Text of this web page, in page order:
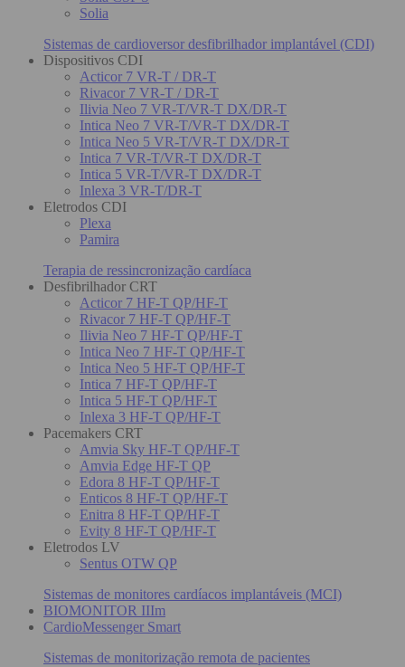
Solia
Sistemas de cardioversor desfibrilhador implantável (CDI)
Dispositivos CDI
Acticor 7 VR-T / DR-T
Rivacor 7 VR-T / DR-T
Ilivia Neo 7 VR-T/VR-T DX/DR-T
Intica Neo 7 VR-T/VR-T DX/DR-T
Intica Neo 5 VR-T/VR-T DX/DR-T
Intica 7 VR-T/VR-T DX/DR-T
Intica 5 VR-T/VR-T DX/DR-T
Inlexa 3 VR-T/DR-T
Eletrodos CDI
Plexa
Pamira
Terapia de ressincronização cardíaca
Desfibrilhador CRT
Acticor 7 HF-T QP/HF-T
Rivacor 7 HF-T QP/HF-T
Ilivia Neo 7 HF-T QP/HF-T
Intica Neo 7 HF-T QP/HF-T
Intica Neo 5 HF-T QP/HF-T
Intica 7 HF-T QP/HF-T
Intica 5 HF-T QP/HF-T
Inlexa 3 HF-T QP/HF-T
Pacemakers CRT
Amvia Sky HF-T QP/HF-T
Amvia Edge HF-T QP
Edora 8 HF-T QP/HF-T
Enticos 8 HF-T QP/HF-T
Enitra 8 HF-T QP/HF-T
Evity 8 HF-T QP/HF-T
Eletrodos LV
Sentus OTW QP
Sistemas de monitores cardíacos implantáveis (MCI)
BIOMONITOR IIIm
CardioMessenger Smart
Sistemas de monitorização remota de pacientes